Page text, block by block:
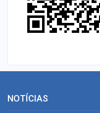
NOTÍCIAS